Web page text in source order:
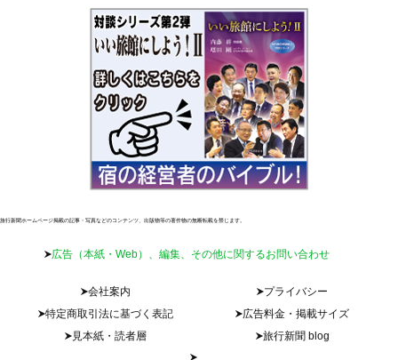
旅行新聞ホームページ掲載の記事・写真などのコンテンツ、出版物等の著作物の無断転載を禁じます。
広告（本紙・Web）、編集、その他に関するお問い合わせ
会社案内
プライバシー
特定商取引法に基づく表記
広告料金・掲載サイズ
見本紙・読者層
旅行新聞 blog